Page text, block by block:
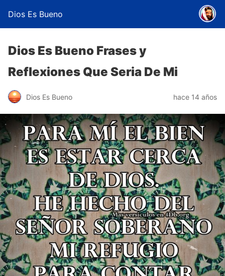
Dios Es Bueno
Dios Es Bueno Frases y
Reflexiones Que Seria De Mi
Dios Es Bueno hace 14 años